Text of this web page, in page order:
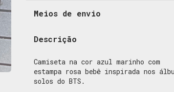
Meios de envio
Descrição
Camiseta na cor azul marinho com
estampa rosa bebê inspirada nos
solos do BTS.